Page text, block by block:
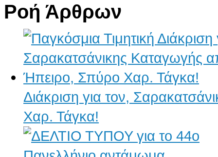
Ροή Άρθρων
Διάκριση για τον,
Χαρ. Τάγκα!